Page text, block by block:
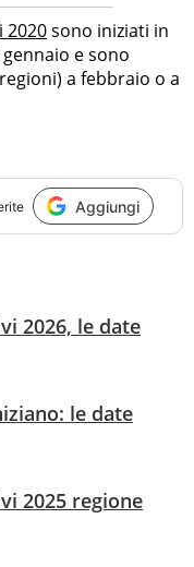
2020sono iniziati in
e sono
a febbraio o a
Aggiungi
2026, le date
le date
2025 regione